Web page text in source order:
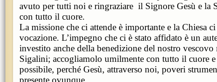
avuto per tutti noi e ringraziare il Signore Gesù e la
con tutto il cuore.
La missione che ci attende è importante e la Chiesa
vocazione. L’impegno che ci è stato affidato è un
investito anche della benedizione del nostro
Sigalini; accogliamolo umilmente con tutto il cuore
possibile, perché Gesù, attraverso noi, poveri
presente ovunque.